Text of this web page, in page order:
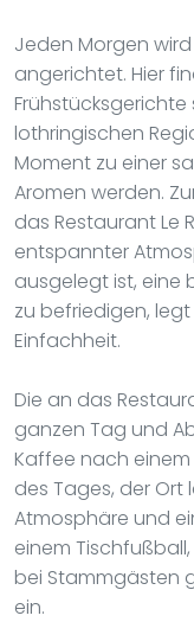
Jeden Morgen
angerichtet. Hier
lothringischen
Moment zu einer
Aromen werden.
das Restaurant Le
entspannter
ausgelegt ist, eine
zu befriedigen,
Einfachheit.
Die an das
ganzen Tag und
Kaffee nach
des Tages, der Ort
Atmosphäre und
einem
bei Stammgästen
ein.